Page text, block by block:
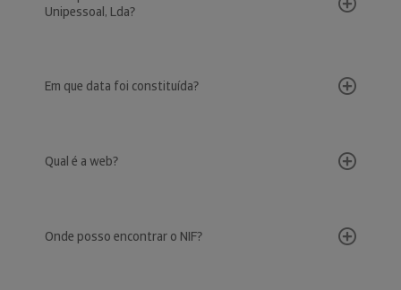
Unipessoal, Lda?
Em que data foi constituída?
Qual é a web?
Onde posso encontrar o NIF?